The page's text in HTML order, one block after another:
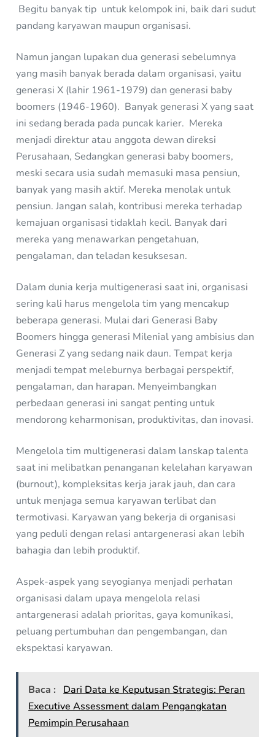
Begitu banyak tip untuk kelompok ini, baik dari sudut
pandang karyawan maupun organisasi.
Namun jangan lupakan dua generasi sebelumnya
yang masih banyak berada dalam organisasi, yaitu
generasi X (lahir 1961-1979) dan generasi baby
boomers (1946-1960). Banyak generasi X yang saat
ini sedang berada pada puncak karier. Mereka
menjadi direktur atau anggota dewan direksi
Perusahaan, Sedangkan generasi baby boomers,
meski secara usia sudah memasuki masa pensiun,
banyak yang masih aktif. Mereka menolak untuk
pensiun. Jangan salah, kontribusi mereka terhadap
kemajuan organisasi tidaklah kecil. Banyak dari
mereka yang menawarkan pengetahuan,
pengalaman, dan teladan kesuksesan.
Dalam dunia kerja multigenerasi saat ini, organisasi
sering kali harus mengelola tim yang mencakup
beberapa generasi. Mulai dari Generasi Baby
Boomers hingga generasi Milenial yang ambisius dan
Generasi Z yang sedang naik daun. Tempat kerja
menjadi tempat meleburnya berbagai perspektif,
pengalaman, dan harapan. Menyeimbangkan
perbedaan generasi ini sangat penting untuk
mendorong keharmonisan, produktivitas, dan inovasi.
Mengelola tim multigenerasi dalam lanskap talenta
saat ini melibatkan penanganan kelelahan karyawan
(burnout), kompleksitas kerja jarak jauh, dan cara
untuk menjaga semua karyawan terlibat dan
termotivasi. Karyawan yang bekerja di organisasi
yang peduli dengan relasi antargenerasi akan lebih
bahagia dan lebih produktif.
Aspek-aspek yang seyogianya menjadi perhatan
organisasi dalam upaya mengelola relasi
antargenerasi adalah prioritas, gaya komunikasi,
peluang pertumbuhan dan pengembangan, dan
ekspektasi karyawan.
Baca :
Dari Data ke Keputusan Strategis: Peran
Executive Assessment dalam Pengangkatan
Pemimpin Perusahaan